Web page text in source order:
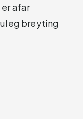
afar
breyting